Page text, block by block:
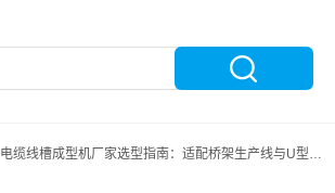
电缆线槽成型机厂家选型指南：适配桥架生产线与U型槽成型的场景方案